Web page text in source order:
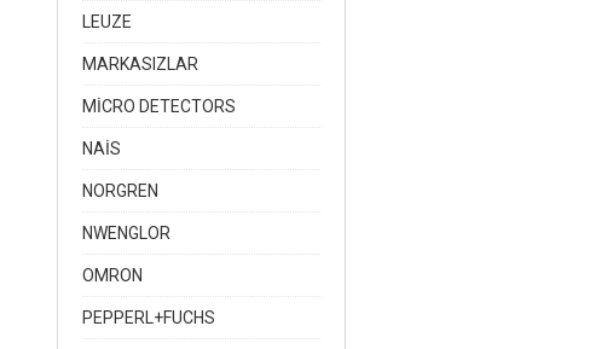
LEUZE
MARKASIZLAR
MİCRO DETECTORS
NAİS
NORGREN
NWENGLOR
OMRON
PEPPERL+FUCHS